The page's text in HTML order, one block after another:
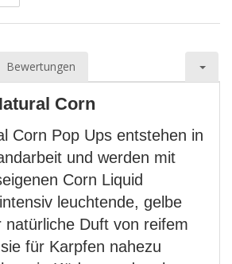
Bewertungen
Corn
Corn Pop Ups entstehen in
und werden mit
Corn Liquid
leuchtende, gelbe
natürliche Duft von reifem
für Karpfen nahezu